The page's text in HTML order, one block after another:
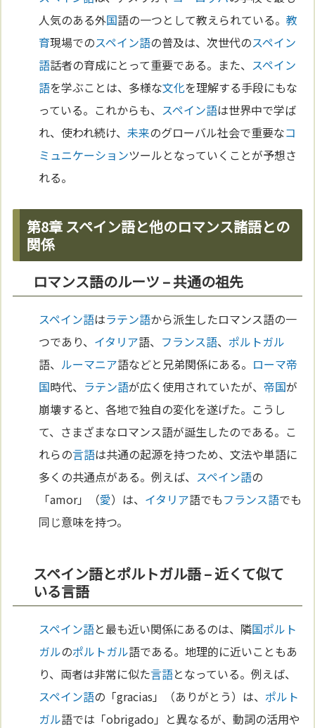
人気のある外国語の一つとして教えられている。教
育現場でのスペイン語の普及は、次世代のスペイン
語話者の育成にとって重要である。また、 スペイン
語を学ぶことは、多様な文化を理解する手段にもな
っている。これからも、 スペイン語は世界中で学ば
れ、使われ続け、未来のグローバル社会で重要なコ
ミュニケーションツールとなっていくことが予想さ
れる。
第8章 スペイン語と他のロマンス諸語との
関係
ロマンス語のルーツ – 共通の祖先
スペイン語はラテン語から派生したロマンス語の一
つであり、 イタリア語、 フランス語、 ポルトガル
語、 ルーマニア語などと兄弟関係にある。 ローマ帝
国時代、 ラテン語が広く使用されていたが、 帝国が
崩壊すると、各地で独自の変化を遂げた。こうし
て、さまざまなロマンス語が誕生したのである。こ
れらの言語は共通の起源を持つため、文法や単語に
多くの共通点がある。例えば、 スペイン語の
「amor」（愛）は、 イタリア語でもフランス語でも
同じ意味を持つ。
スペイン語とポルトガル語 – 近くて似て
いる言語
スペイン語と最も近い関係にあるのは、隣国ポルト
ガルのポルトガル語である。地理的に近いこともあ
り、両者は非常に似た言語となっている。例えば、
スペイン語の「gracias」（ありがとう）は、 ポルト
ガル語では「obrigado」と異なるが、動詞の活用や